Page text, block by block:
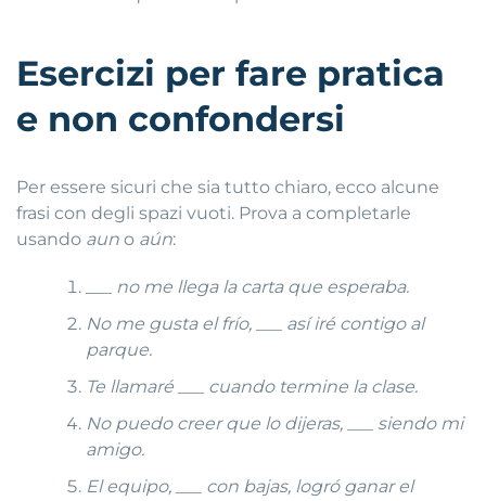
Esercizi per fare pratica
e non confondersi
Per essere sicuri che sia tutto chiaro, ecco alcune
frasi con degli spazi vuoti. Prova a completarle
usando aun o aún:
no me llega la carta que esperaba.
No me gusta el frío, ___ así iré contigo al
parque.
Te llamaré ___ cuando termine la clase.
No puedo creer que lo dijeras, ___ siendo mi
amigo.
El equipo, ___ con bajas, logró ganar el